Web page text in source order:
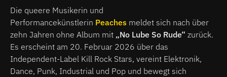
Die queere Musikerin und
Performancekünstlerin Peaches meldet sich nach über
zehn Jahren ohne Album mit „No Lube So Rude“ zurück.
Es erscheint am 20. Februar 2026 über das
Independent-Label Kill Rock Stars, vereint Elektronik,
Dance, Punk, Industrial und Pop und bewegt sich